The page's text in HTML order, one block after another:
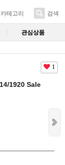
카테고리 검색
관심상품
1
1920 Sale